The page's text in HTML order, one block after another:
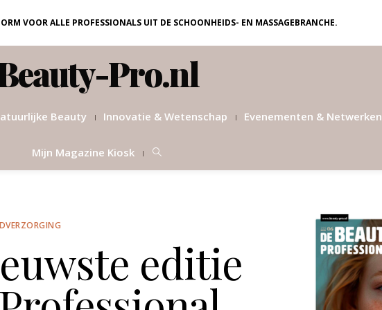
VOOR ALLE PROFESSIONALS UIT DE SCHOONHEIDS- EN MASSAGEBRANCHE.
Pro.nl
Beauty Innovatie & Wetenschap Evenementen & Netwerken
Mijn Magazine Kiosk
editie